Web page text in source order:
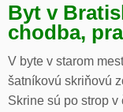
Byt v
chodba,
V byte v starom
šatníkovú skriňovú
Skrine sú po strop